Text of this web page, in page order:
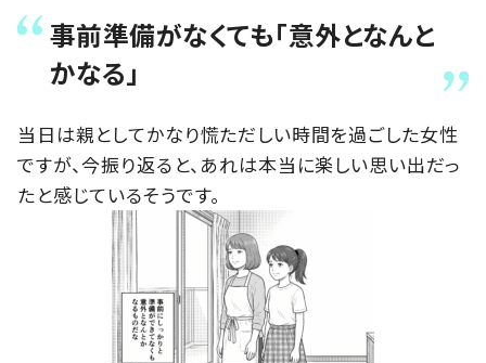
事前準備がなくても「意外となんと
かなる」
当日は親としてかなり慌ただしい時間を過ごした女性
ですが、今振り返ると、あれは本当に楽しい思い出だっ
たと感じているそうです。